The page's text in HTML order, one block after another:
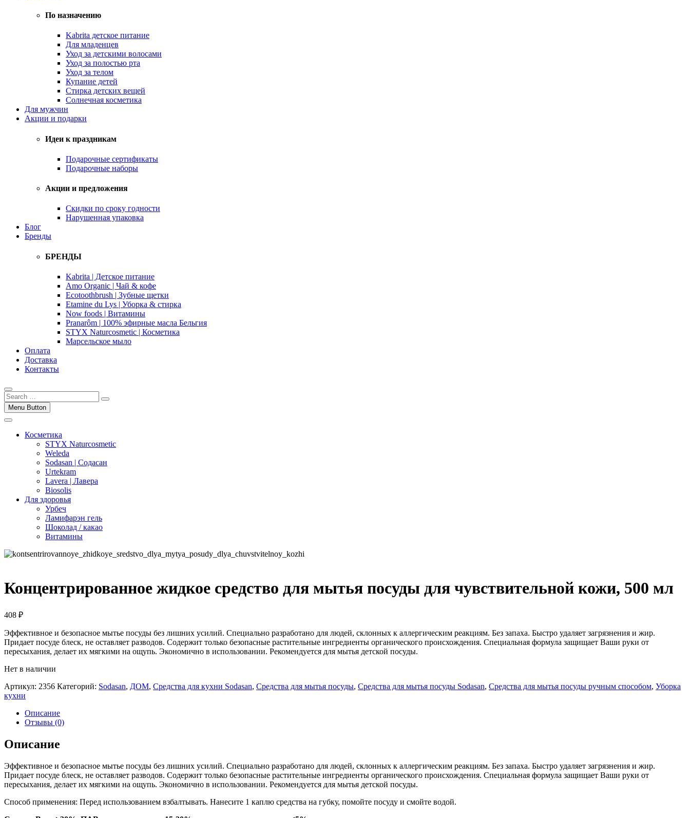
По назначению
Kabrita детское питание
Для младенцев
Уход за детскими волосами
Уход за полостью рта
Уход за телом
Купание детей
Стирка детских вещей
Солнечная косметика
Для мужчин
Акции и подарки
Идеи к праздникам
Подарочные сертификаты
Подарочные наборы
Акции и предложения
Скидки по сроку годности
Нарушенная упаковка
Блог
Бренды
БРЕНДЫ
Kabrita | Детское питание
Amo Organic | Чай & кофе
Ecotoothbrush | Зубные щетки
Etamine du Lys | Уборка & стирка
Now foods | Витамины
Pranarôm | 100% эфирные масла Бельгия
STYX Naturcosmetic | Косметика
Марсельское мыло
Оплата
Доставка
Контакты
Menu Button
Косметика
STYX Naturcosmetic
Weleda
Sodasan | Содасан
Urtekram
Lavera | Лавера
Biosolis
Для здоровья
Урбеч
Ламифарэн гель
Шоколад / какао
Витамины
Концентрированное жидкое средство для мытья посуды для чувствительной кожи, 500 мл
408 ₽
Эффективное и безопасное мытье посуды без лишних усилий. Специально разработано для людей, склонных к аллергическим реакциям. Без запаха. Быстро удаляет загрязнения и жир.
Придает посуде блеск, не оставляет разводов. Содержит только безопасные растительные ингредиенты органического происхождения. Специальная формула защищает Ваши руки от
пересыхания, делает их мягкими на ощупь. Экономично в использовании. Рекомендуется для мытья детской посуды.
Нет в наличии
Артикул: 2356 Категорий: Sodasan, ДОМ, Средства для кухни Sodasan, Средства для мытья посуды, Средства для мытья посуды Sodasan, Средства для мытья посуды ручным способом, Уборка
кухни
Описание
Отзывы (0)
Описание
Эффективное и безопасное мытье посуды без лишних усилий. Специально разработано для людей, склонных к аллергическим реакциям. Без запаха. Быстро удаляет загрязнения и жир.
Придает посуде блеск, не оставляет разводов. Содержит только безопасные растительные ингредиенты органического происхождения. Специальная формула защищает Ваши руки от
пересыхания, делает их мягкими на ощупь. Экономично в использовании. Рекомендуется для мытья детской посуды.
Способ применения: Перед использованием взбалтывать. Нанесите 1 каплю средства на губку, помойте посуду и смойте водой.